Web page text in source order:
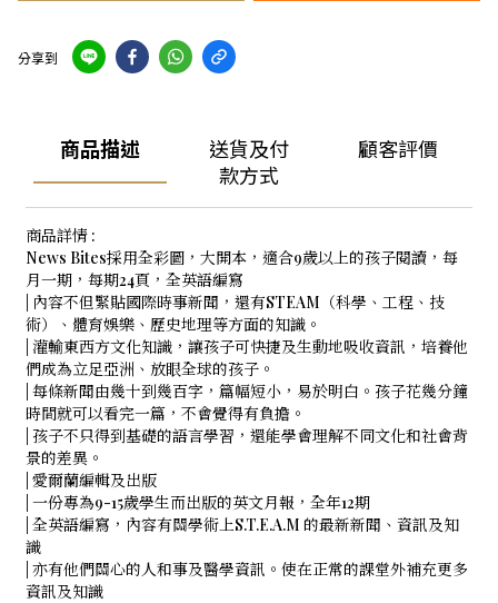
分享到
商品描述
送貨及付
款方式
顧客評價
商品詳情 :
News Bites採用全彩圖，大開本，適合9歲以上的孩子閱讀，每
月一期，每期24頁，全英語編寫
| 內容不但緊貼國際時事新聞，還有STEAM（科學、工程、技
術）、體育娛樂、歷史地理等方面的知識。
| 灌輸東西方文化知識，讓孩子可快捷及生動地吸收資訊，培養他
們成為立足亞洲、放眼全球的孩子。
| 每條新聞由幾十到幾百字，篇幅短小，易於明白。孩子花幾分鐘
時間就可以看完一篇，不會覺得有負擔。
| 孩子不只得到基礎的語言學習，還能學會理解不同文化和社會背
景的差異。
| 愛爾蘭編輯及出版
| 一份專為9-15歲學生而出版的英文月報，全年12期
| 全英語編寫，內容有關學術上S.T.E.A.M 的最新新聞、資訊及知
識
| 亦有他們關心的人和事及醫學資訊。使在正常的課堂外補充更多
資訊及知識